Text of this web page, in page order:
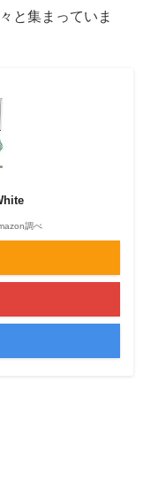
と集まっていま
調べ